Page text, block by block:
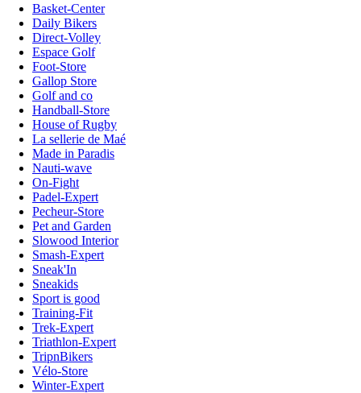
Basket-Center
Daily Bikers
Direct-Volley
Espace Golf
Foot-Store
Gallop Store
Golf and co
Handball-Store
House of Rugby
La sellerie de Maé
Made in Paradis
Nauti-wave
On-Fight
Padel-Expert
Pecheur-Store
Pet and Garden
Slowood Interior
Smash-Expert
Sneak'In
Sneakids
Sport is good
Training-Fit
Trek-Expert
Triathlon-Expert
TripnBikers
Vélo-Store
Winter-Expert